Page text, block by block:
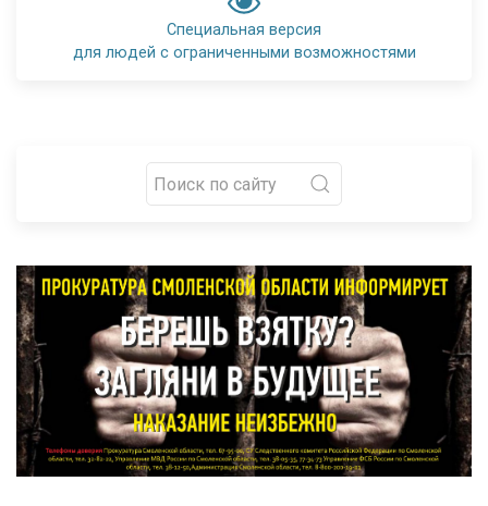
Специальная версия
для людей с ограниченными возможностями